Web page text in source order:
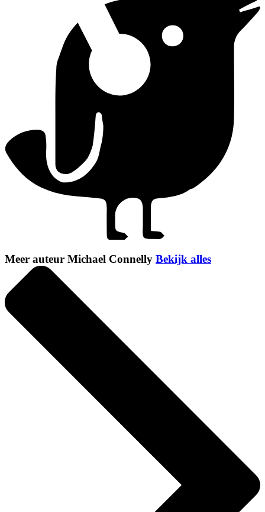
Meer auteur Michael Connelly Bekijk alles